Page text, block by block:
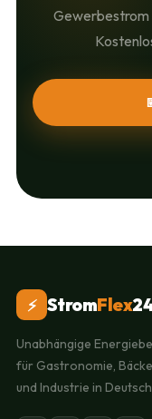
Gewerbestrom
⚡ StromFlex
Unabhängige
für Gastronomie,
und Industrie in